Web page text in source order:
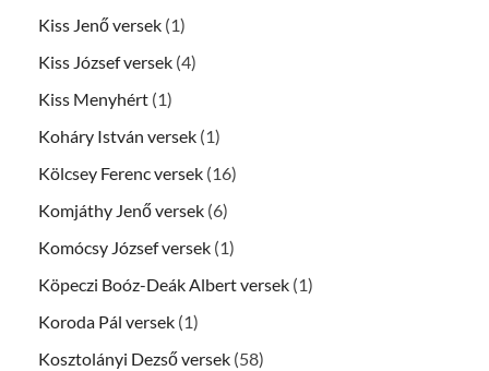
Kiss Jenő versek (1)
Kiss József versek (4)
Kiss Menyhért (1)
Koháry István versek (1)
Kölcsey Ferenc versek (16)
Komjáthy Jenő versek (6)
Komócsy József versek (1)
Köpeczi Boóz-Deák Albert versek (1)
Koroda Pál versek (1)
Kosztolányi Dezső versek (58)